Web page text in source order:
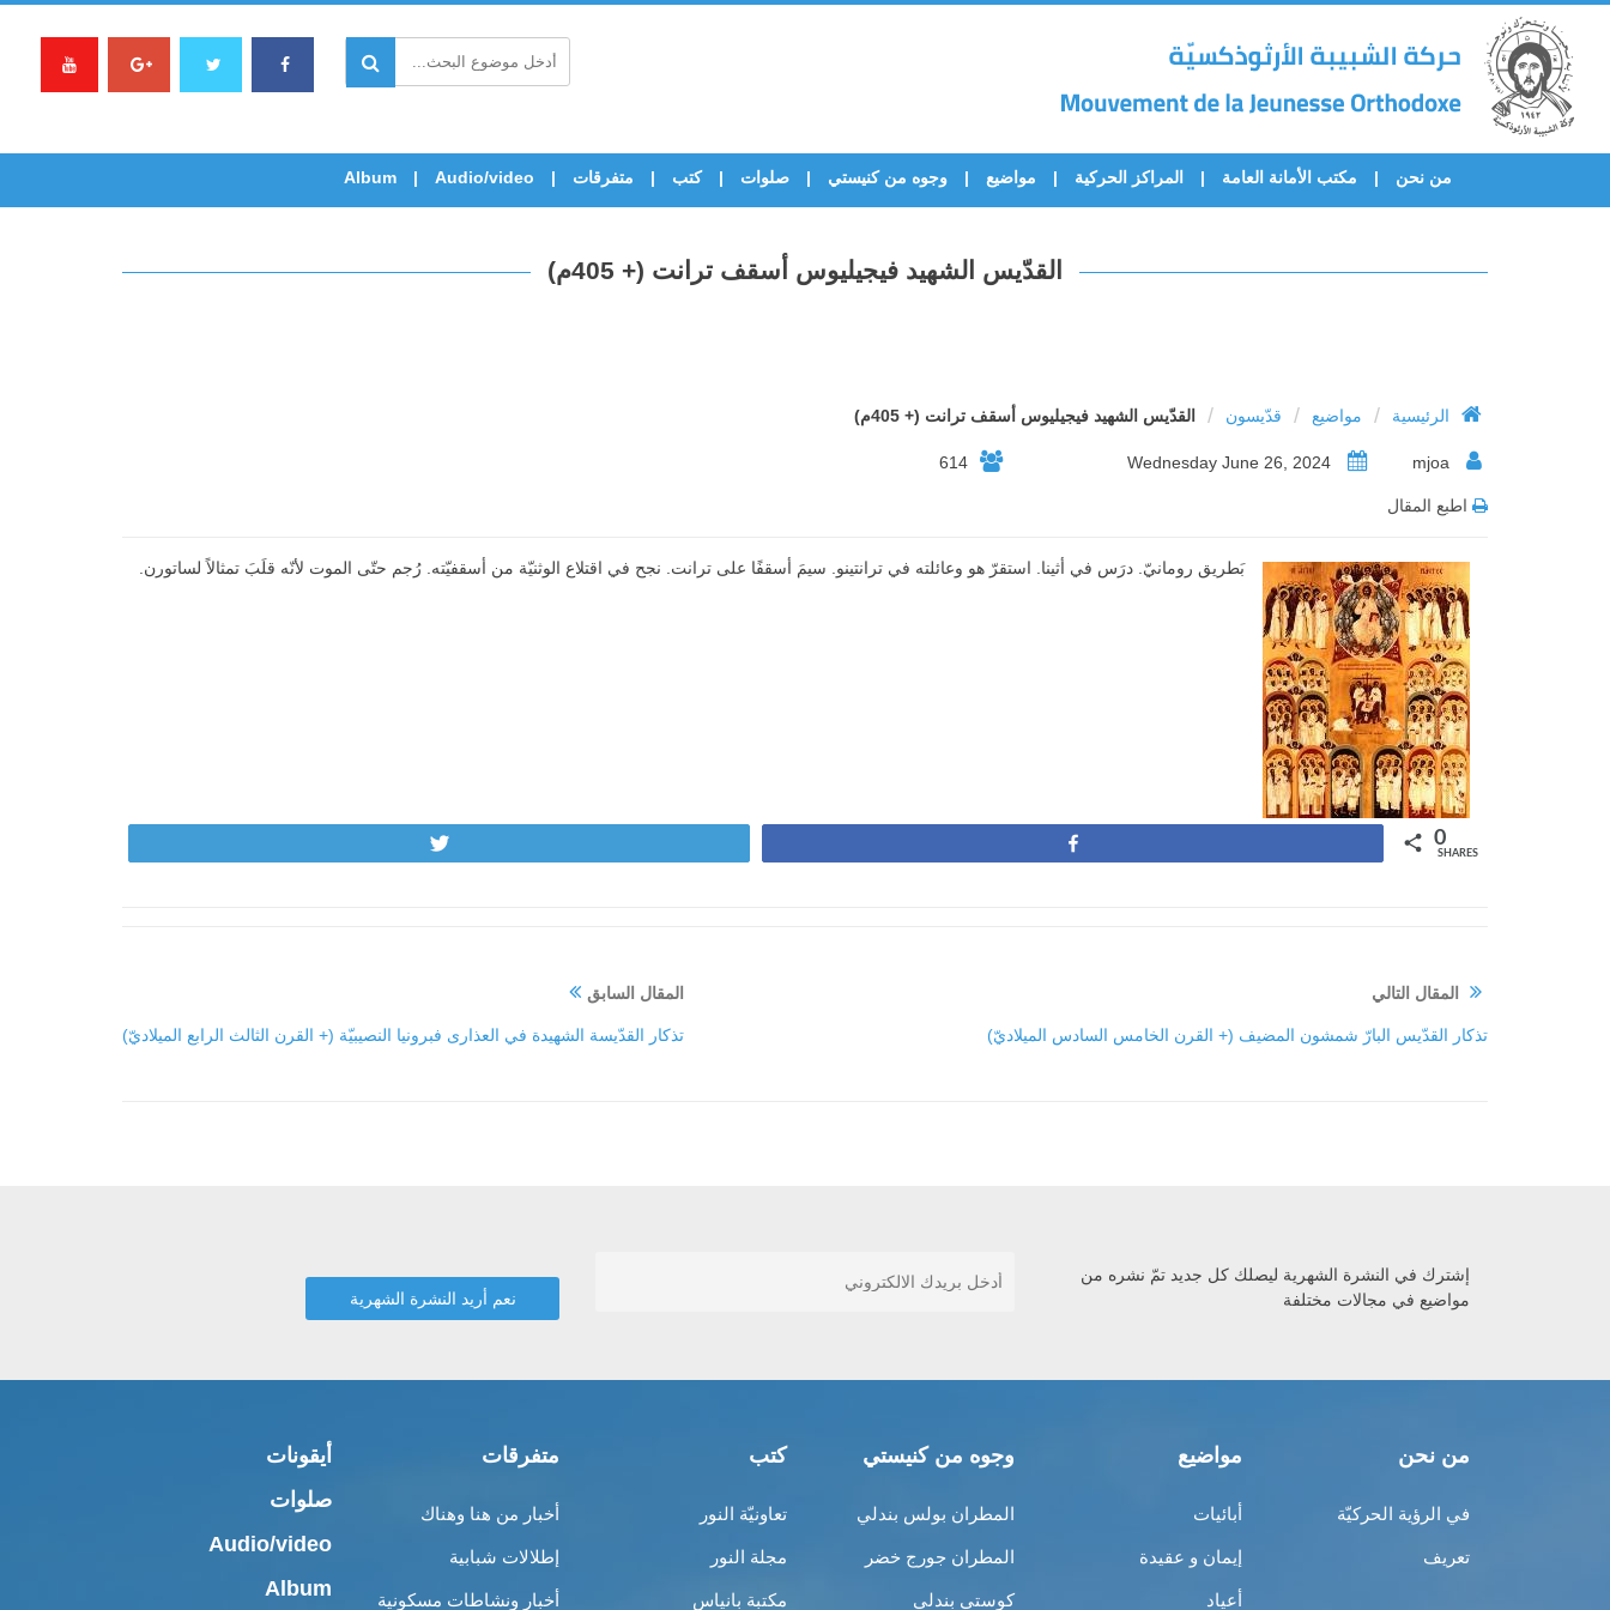
من نحن مكتب الأمانة العامة المراكز الحركية مواضيع وجوه من كنيستي صلوات كتب متفرقات Audio/video
Album
القدّيس الشهيد فيجيليوس أسقف ترانت (+ 405م)
الرئيسية / مواضيع / قدّيسون / القدّيس الشهيد فيجيليوس أسقف ترانت (+ 405م)
614
اطبع المقال
بَطريق رومانيّ. درَس في أثينا. استقرّ هو وعائلته في ترانتينو. سيمَ أسقفًا على ترانت. نجح في اقتلاع الوثنيّة من أسقفيّته. رُجم حتّى الموت لأنّه قلَبَ تمثالاً لساتورن.
0
SHARES
المقال السابق
تذكار القدّيسة الشهيدة في العذارى فبرونيا النصيبيّة (+ القرن الثالث الرابع الميلاديّ)
المقال التالي
تذكار القدّيس البارّ شمشون المضيف (+ القرن الخامس السادس الميلاديّ)
إشترك في النشرة الشهرية ليصلك كل جديد تمّ نشره من
مواضيع في مجالات مختلفة
من نحن
في الرؤية الحركيّة
تعريف
مواضيع
أبائيات
إيمان و عقيدة
أعياد
وجوه من كنيستي
المطران بولس بندلي
المطران جورج خضر
كوستي بندلي
كتب
تعاونيّة النور
مجلة النور
مكتبة بانياس
متفرقات
أخبار من هنا وهناك
إطلالات شبابية
أخبار ونشاطات مسكونية
أيقونات
صلوات
Audio/video
Album